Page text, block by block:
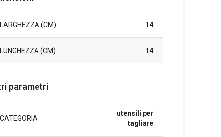
LARGHEZZA (CM) 14
LUNGHEZZA (CM) 14
parametri
CATEGORIA
utensili per
tagliare